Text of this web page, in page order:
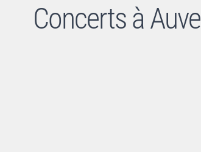
Concerts à Auve